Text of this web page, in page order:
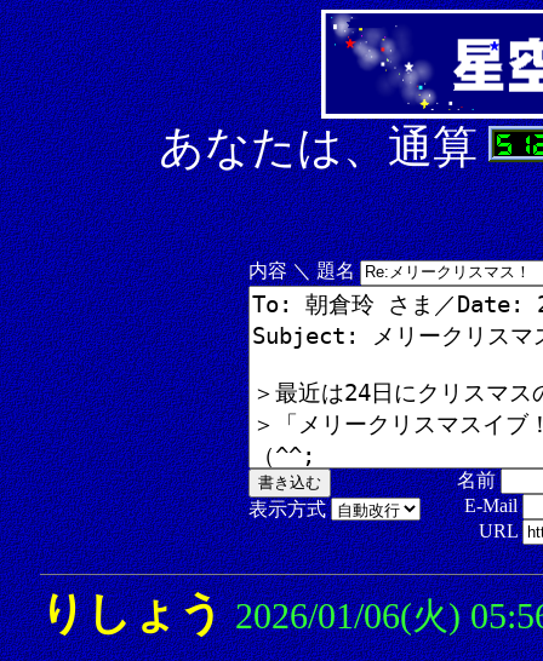
あなたは、通算
内容 ＼ 題名
表示方式
名前
E-Mail
URL
りしょう 2026/01/06(火)